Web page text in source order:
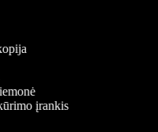
įrankis